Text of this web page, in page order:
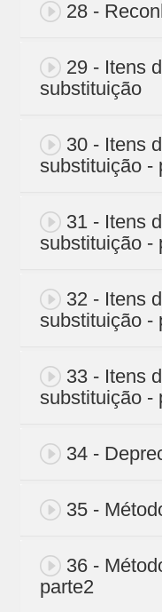
28 -
29 - Itens
substituição
30 - Itens
substituição -
31 - Itens
substituição -
32 - Itens
substituição -
33 - Itens
substituição -
34 -
35 -
36 -
parte2